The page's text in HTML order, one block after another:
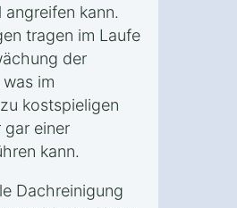
kann.
tragen im Laufe
der
im
kostspieligen
gar einer
kann.
Dachreinigung